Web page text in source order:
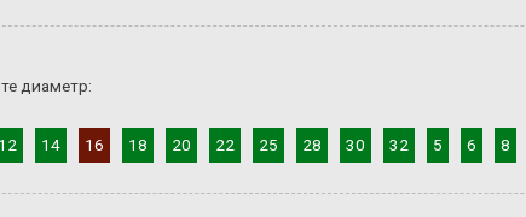
диаметр:
12 14 16 18 20 22 25 28 30 32 5 6 8